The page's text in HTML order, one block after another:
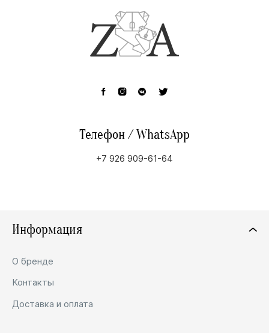
Телефон / WhatsApp
+7 926 909-61-64
Информация
О бренде
Контакты
Доставка и оплата